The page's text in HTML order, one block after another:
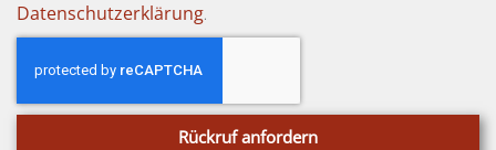
Datenschutzerklärung.
Rückruf anfordern